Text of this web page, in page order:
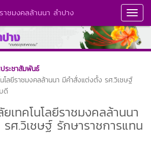
าชมงคลล้านนา ลำปาง
ระชาสัมพันธ์
โลยีราชมงคลล้านนา มีคำสั่งแต่งตั้ง รศ.วิเชษฐ์
ดี
เทคโนโลยีราชมงคลล้านนา
ศ.วิเชษฐ์ รักษาราชการแทน